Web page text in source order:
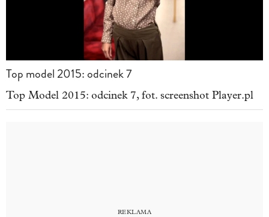
Top model 2015: odcinek 7
Top Model 2015: odcinek 7, fot. screenshot Player.pl